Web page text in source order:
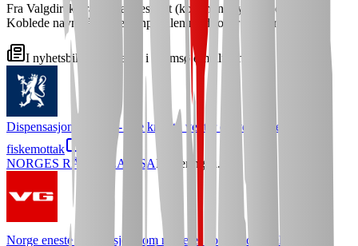
Fra Valgdirektoratets valgresultat (kommunestyrevalget 2023).
Koblede navn går til personprofilen med roller og eierskap.
I nyhetsbildet Selskaper i Tromsøomtalt i media
Dispensasjonsadgang - nye krav til vekter og veiesystemer ved
fiskemottak
NORGES RÅFISKLAG SARegjeringen.no
Norge eneste laksenasjon som risikerer dobbel tollsmell